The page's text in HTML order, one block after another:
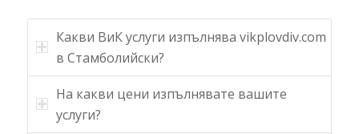
Какви ВиК услуги изпълнява vikplovdiv.com
в Стамболийски?
На какви цени изпълнявате вашите
услуги?